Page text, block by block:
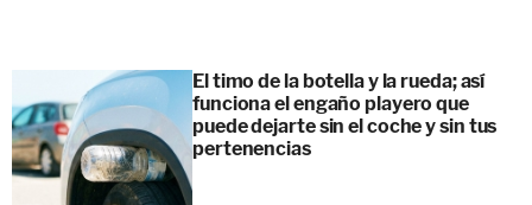
El timo de la botella y la rueda; así
funciona el engaño playero que
puede dejarte sin el coche y sin tus
pertenencias